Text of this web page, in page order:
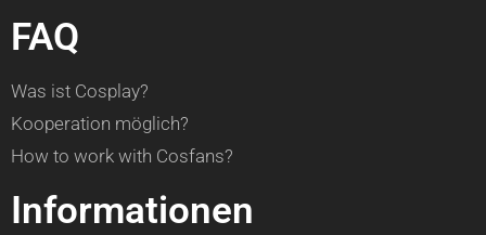
FAQ
Was ist Cosplay?
Kooperation möglich?
How to work with Cosfans?
Informationen